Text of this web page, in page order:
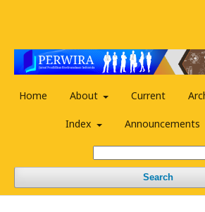
Home About Current
Index Announcements
Search